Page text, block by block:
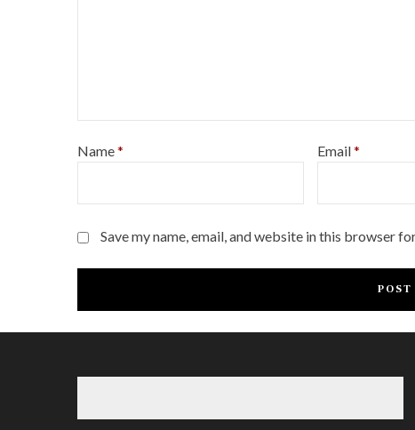
Name* Email*
Save my name, email, and website in this browser